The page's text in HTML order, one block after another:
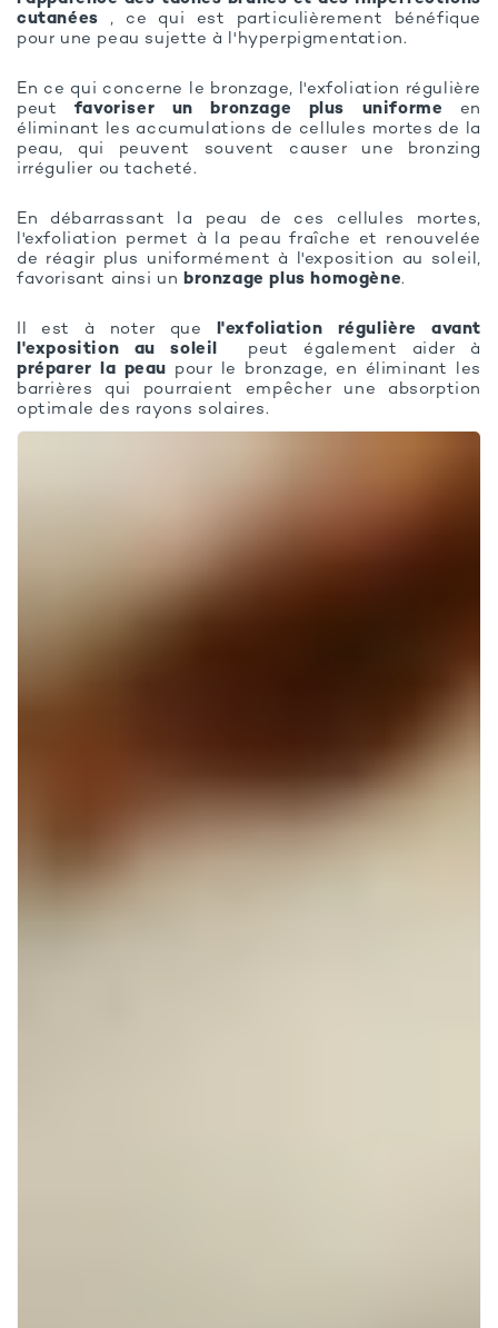
cutanées , ce qui est particulièrement bénéfique
pour une peau sujette à l'hyperpigmentation.
En ce qui concerne le bronzage, l'exfoliation régulière
peut favoriser un bronzage plus uniforme en
éliminant les accumulations de cellules mortes de la
peau, qui peuvent souvent causer une bronzing
irrégulier ou tacheté.
En débarrassant la peau de ces cellules mortes,
l'exfoliation permet à la peau fraîche et renouvelée
de réagir plus uniformément à l'exposition au soleil,
favorisant ainsi un bronzage plus homogène.
Il est à noter que
l'exfoliation régulière avant
l'exposition au soleil
peut également aider à
préparer la peau pour le bronzage, en éliminant les
barrières qui pourraient empêcher une absorption
optimale des rayons solaires.